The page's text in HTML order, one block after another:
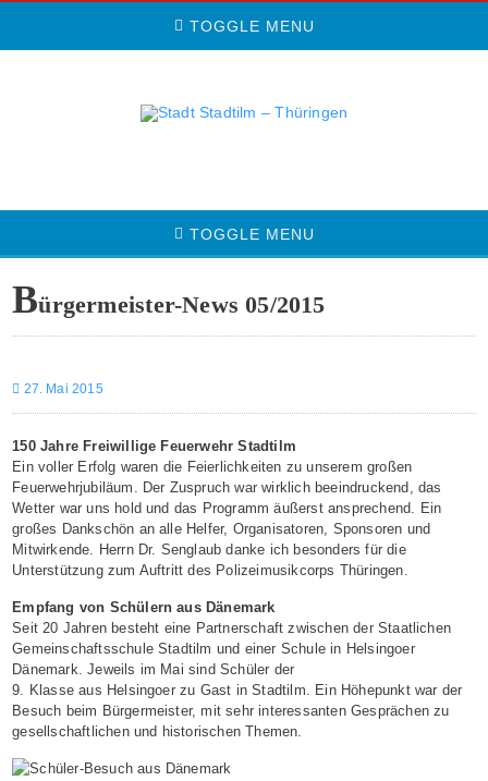
TOGGLE MENU
TOGGLE MENU
Bürgermeister-News 05/2015
27. Mai 2015
150 Jahre Freiwillige Feuerwehr Stadtilm
Ein voller Erfolg waren die Feierlichkeiten zu unserem großen
Feuerwehrjubiläum. Der Zuspruch war wirklich beeindruckend, das
Wetter war uns hold und das Programm äußerst ansprechend. Ein
großes Dankschön an alle Helfer, Organisatoren, Sponsoren und
Mitwirkende. Herrn Dr. Senglaub danke ich besonders für die
Unterstützung zum Auftritt des Polizeimusikcorps Thüringen.
Empfang von Schülern aus Dänemark
Seit 20 Jahren besteht eine Partnerschaft zwischen der Staatlichen
Gemeinschaftsschule Stadtilm und einer Schule in Helsingoer
Dänemark. Jeweils im Mai sind Schüler der
9. Klasse aus Helsingoer zu Gast in Stadtilm. Ein Höhepunkt war der
Besuch beim Bürgermeister, mit sehr interessanten Gesprächen zu
gesellschaftlichen und historischen Themen.